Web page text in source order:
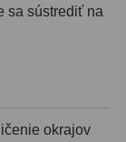
sa sústrediť na
okrajov